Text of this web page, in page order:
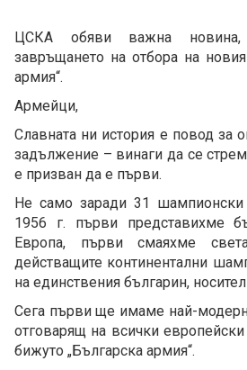
ЦСКА обяви важна
завръщането на отбора на
армия“.
Армейци,
Славната ни история е повод за
задължение – винаги да се
е призван да е първи.
Не само заради 31
1956 г. първи представихме
Европа, първи смаяхме
действащите континентални
на единствения българин, носител
Сега първи ще имаме най-
отговарящ на всички европейски
бижуто „Българска армия“.